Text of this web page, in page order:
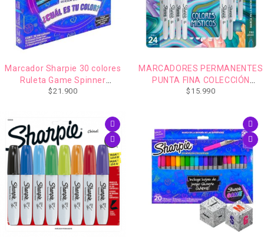
Marcador Sharpie 30 colores
Ruleta Game Spinner
Permanente
$21.900
MARCADORES PERMANENTES
PUNTA FINA COLECCIÓN
MÍSTICO SHARPIE (COLORES,
$ 15.990